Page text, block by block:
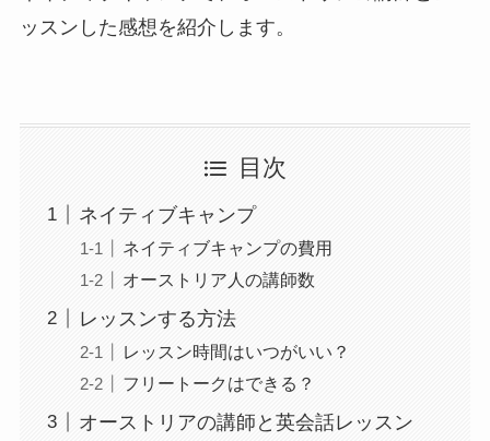
ッスンした感想を紹介します。
目次
ネイティブキャンプ
ネイティブキャンプの費用
オーストリア人の講師数
レッスンする方法
レッスン時間はいつがいい？
フリートークはできる？
オーストリアの講師と英会話レッスン